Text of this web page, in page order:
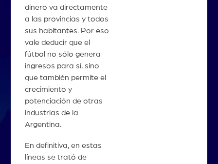
dinero va directamente
a las provincias y todos
sus habitantes. Por eso
vale deducir que el
fútbol no sólo genera
ingresos para sí, sino
que también permite el
crecimiento y
potenciación de otras
industrias de la
Argentina.
En definitiva, en estas
líneas se trató de